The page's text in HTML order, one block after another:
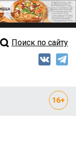
выпуск
Поиск по сайту